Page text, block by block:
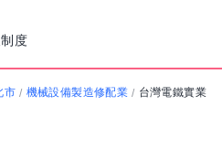
度
市 / 機械設備製造修配業 / 台灣電鐵實業